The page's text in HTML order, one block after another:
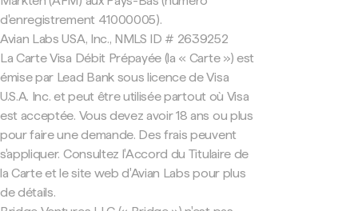
d'enregistrement 41000005).
Avian Labs USA, Inc., NMLS ID # 2639252
La Carte Visa Débit Prépayée (la « Carte ») est
émise par Lead Bank sous licence de Visa
U.S.A. Inc. et peut être utilisée partout où Visa
est acceptée. Vous devez avoir 18 ans ou plus
pour faire une demande. Des frais peuvent
s'appliquer. Consultez l'Accord du Titulaire de
la Carte et le site web d'Avian Labs pour plus
de détails.